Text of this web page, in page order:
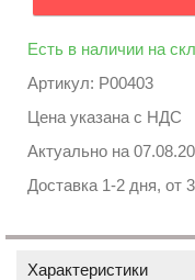
Есть в наличии на
Артикул: P00403
Цена указана с НДС
Актуально на
Доставка 1-2 дня, от
Характеристики